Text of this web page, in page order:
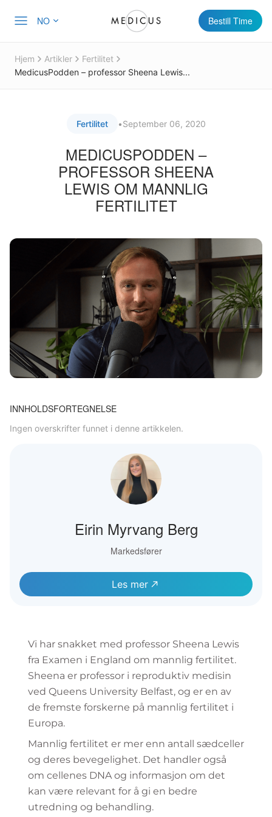
NO Bestill Time
Hjem Artikler
Fertilitet
MedicusPodden – professor Sheena Lewis...
Fertilitet •September 06, 2020
MEDICUSPODDEN –
PROFESSOR SHEENA
LEWIS OM MANNLIG
FERTILITET
Eirin Myrvang Berg
Markedsfører
Les mer
Vi har snakket med professor Sheena Lewis
fra Examen i England om mannlig fertilitet.
Sheena er professor i reproduktiv medisin
ved Queens University Belfast, og er en av
de fremste forskerne på mannlig fertilitet i
Europa.
Mannlig fertilitet er mer enn antall sædceller
og deres bevegelighet. Det handler også
om cellenes DNA og informasjon om det
kan være relevant for å gi en bedre
utredning og behandling.
INNHOLDSFORTEGNELSE
Ingen overskrifter funnet i denne artikkelen.